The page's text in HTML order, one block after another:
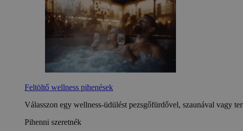
Feltöltő wellness pihenések
Válasszon egy wellness-üdülést pezsgőfürdővel, szaunával vagy
Pihenni szeretnék